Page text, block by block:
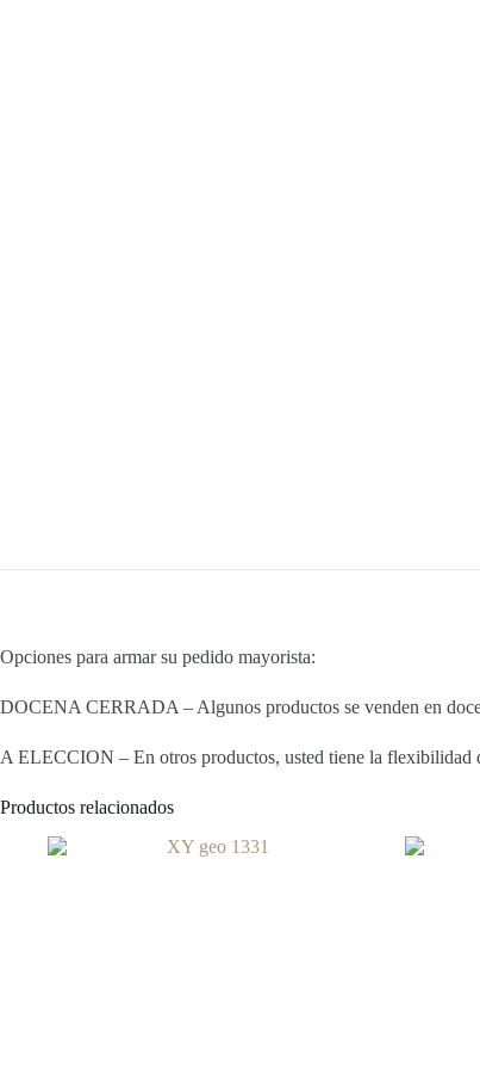
Opciones para armar su pedido mayorista:
DOCENA CERRADA – Algunos productos se venden en
A ELECCION – En otros productos, usted tiene la flexibilidad
Productos relacionados